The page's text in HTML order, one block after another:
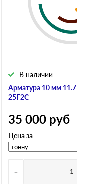
Арматура 10 мм 11.7 м
25Г2С
В наличии
35 000 руб
Цена за
-